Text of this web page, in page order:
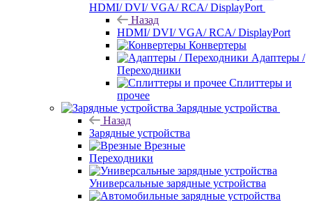
HDMI/ DVI/ VGA/ RCA/ DisplayPort
Назад
HDMI/ DVI/ VGA/ RCA/ DisplayPort
Конвертеры
Адаптеры /
Переходники
Сплиттеры и
прочее
Зарядные устройства
Назад
Зарядные устройства
Врезные
Переходники
Универсальные зарядные устройства